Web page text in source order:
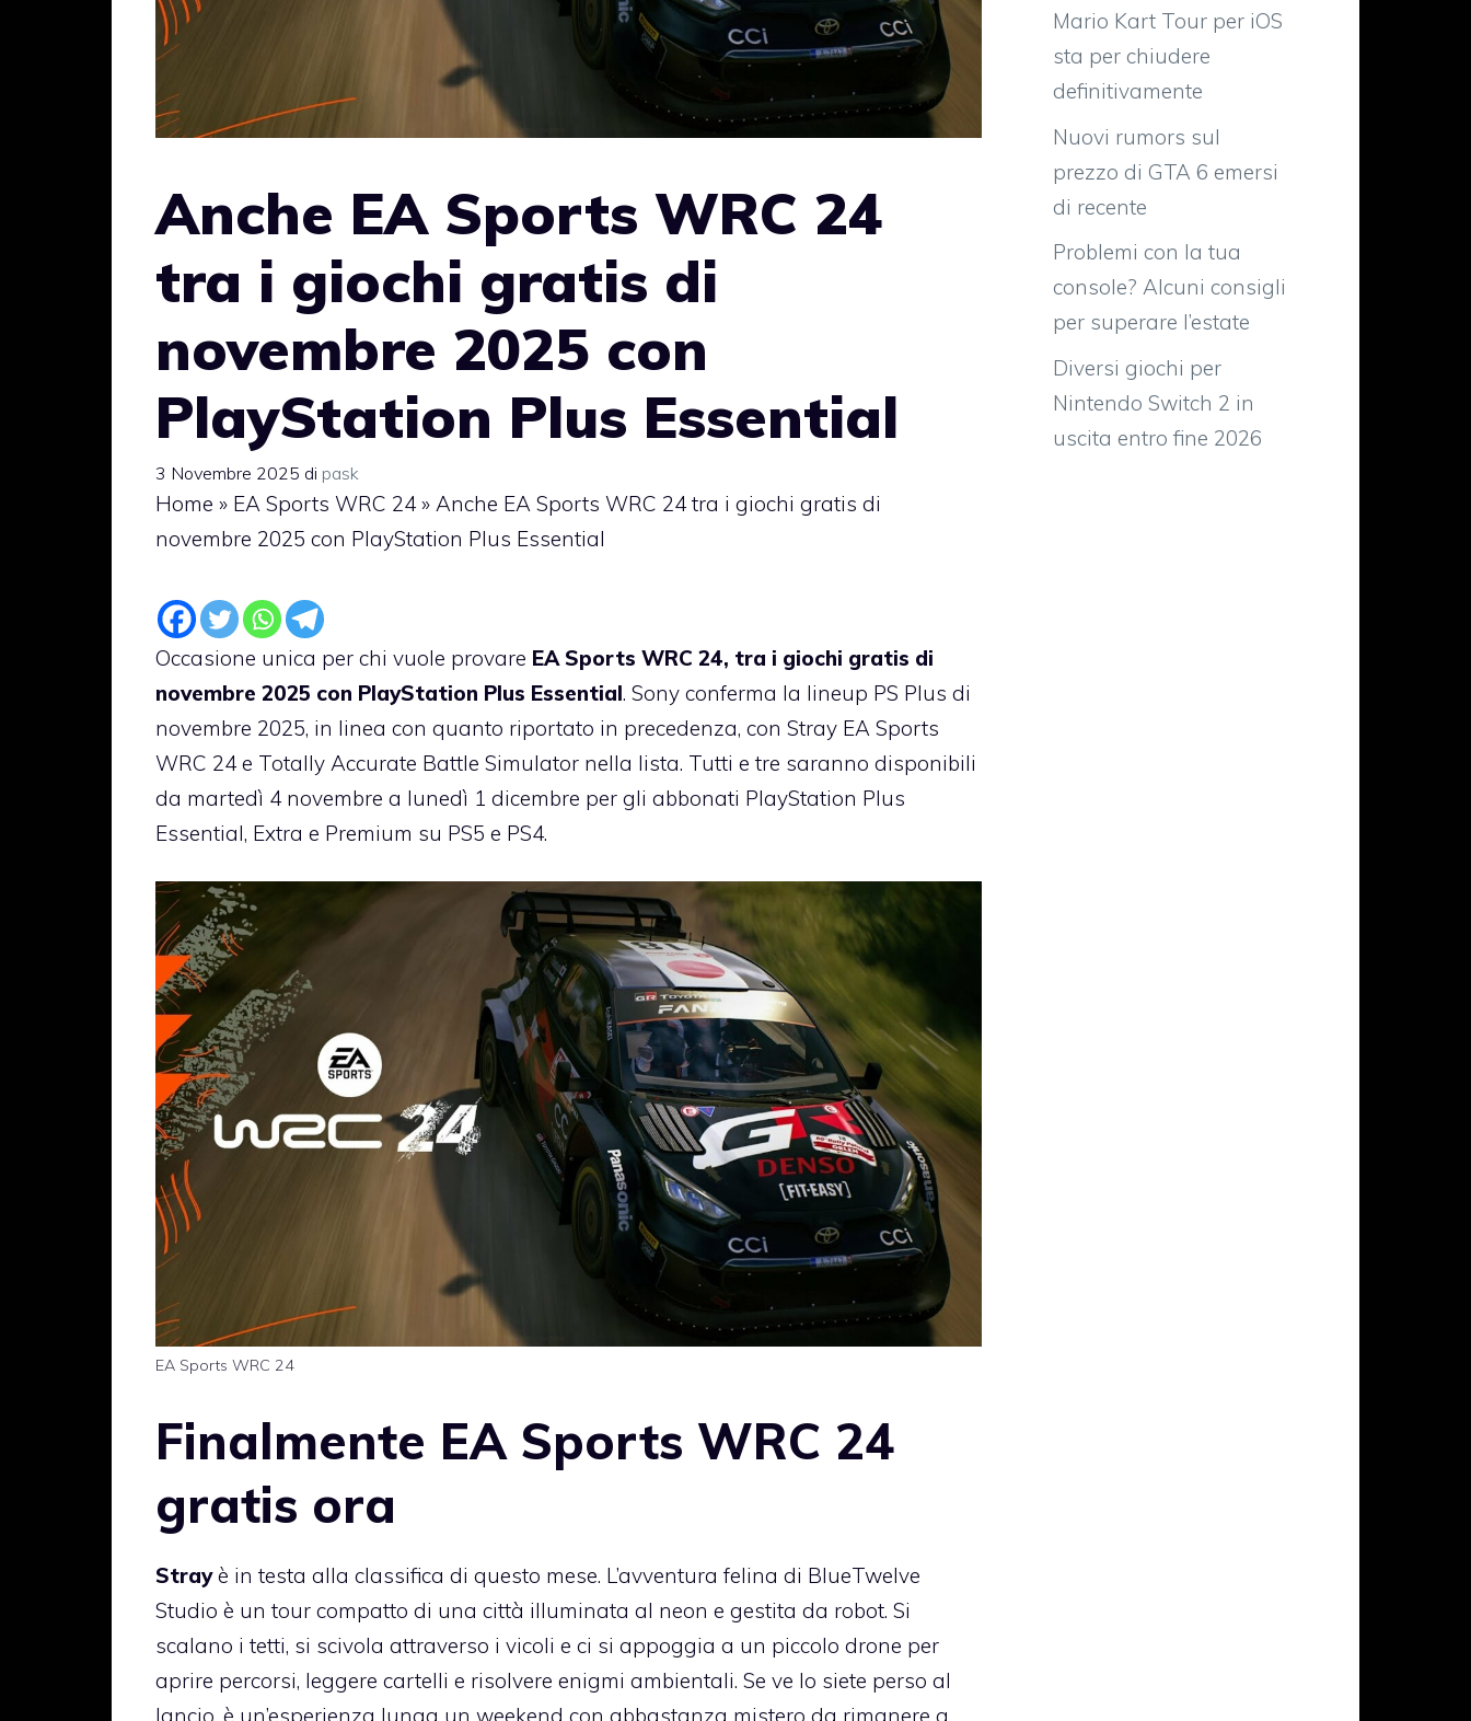
Anche EA Sports WRC 24
tra i giochi gratis di
novembre 2025 con
PlayStation Plus Essential
3 Novembre 2025 di pask
Home » EA Sports WRC 24 » Anche EA Sports WRC 24 tra i giochi gratis di
novembre 2025 con PlayStation Plus Essential
Occasione unica per chi vuole provare EA Sports WRC 24, tra i giochi gratis di
novembre 2025 con PlayStation Plus Essential. Sony conferma la lineup PS Plus di
novembre 2025, in linea con quanto riportato in precedenza, con Stray EA Sports
WRC 24 e Totally Accurate Battle Simulator nella lista. Tutti e tre saranno disponibili
da martedì 4 novembre a lunedì 1 dicembre per gli abbonati PlayStation Plus
Essential, Extra e Premium su PS5 e PS4.
EA Sports WRC 24
Finalmente EA Sports WRC 24
gratis ora
Strayè in testa alla classifica di questo mese. L’avventura felina di BlueTwelve
Studio è un tour compatto di una città illuminata al neon e gestita da robot. Si
scalano i tetti, si scivola attraverso i vicoli e ci si appoggia a un piccolo drone per
aprire percorsi, leggere cartelli e risolvere enigmi ambientali. Se ve lo siete perso al
Mario Kart Tour per iOS
sta per chiudere
definitivamente
Nuovi rumors sul
prezzo di GTA 6 emersi
di recente
Problemi con la tua
console? Alcuni consigli
per superare l’estate
Diversi giochi per
Nintendo Switch 2 in
uscita entro fine 2026